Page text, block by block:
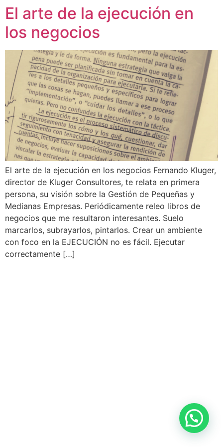
al
contenido
El arte de la ejecución en
los negocios
El arte de la ejecución en los negocios Fernando Kluger,
director de Kluger Consultores, te relata en primera
persona, su visión sobre la Gestión de Pequeñas y
Medianas Empresas. Periódicamente releo libros de
negocios que me resultaron interesantes. Suelo
marcarlos, subrayarlos, pintarlos. Crear un ambiente
con foco en la EJECUCIÓN no es fácil. Ejecutar
correctamente […]